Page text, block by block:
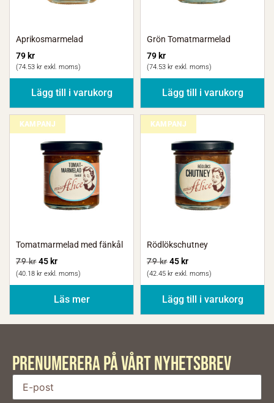
Aprikosmarmelad
79 kr
(74.53 kr exkl. moms)
Lägg till i varukorg
Grön Tomatmarmelad
79 kr
(74.53 kr exkl. moms)
Lägg till i varukorg
KAMPANJ
Tomatmarmelad med fänkål
79kr 45 kr
(40.18 kr exkl. moms)
Läs mer
KAMPANJ
Rödlökschutney
79kr 45 kr
(42.45 kr exkl. moms)
Lägg till i varukorg
PRENUMERERA PÅ VÅRT Nyhetsbrev